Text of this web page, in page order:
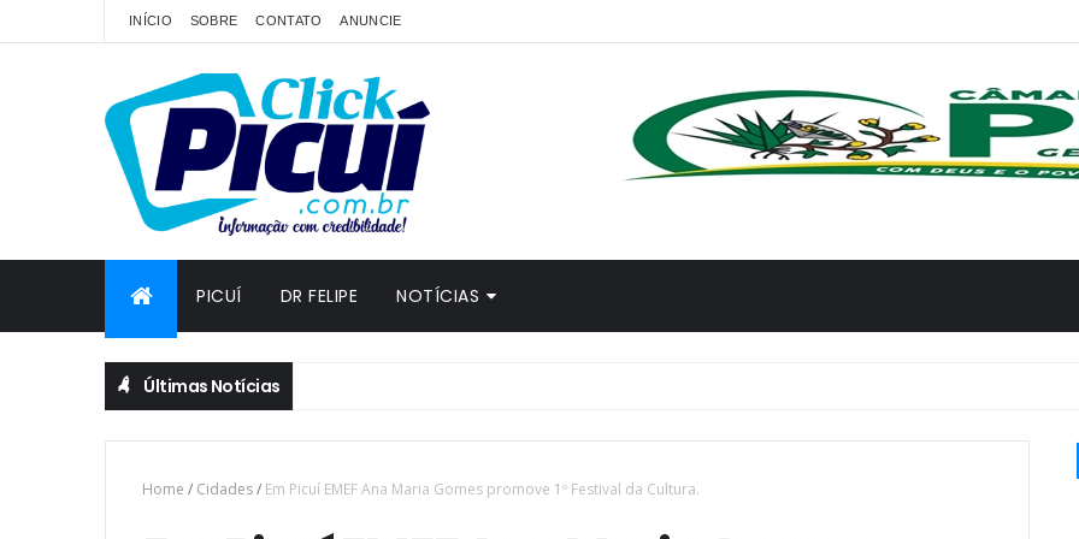
INÍCIO SOBRE CONTATO ANUNCIE
PICUÍ DR FELIPE NOTÍCIAS
Últimas Notícias
Home / Cidades/ Em Picuí EMEF Ana Maria Gomes promove 1º Festival da Cultura.